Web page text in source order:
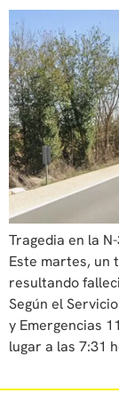
Tragedia en la
Este martes, un
resultando
Según el
y Emergencias
lugar a las 7:31